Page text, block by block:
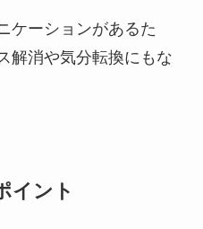
ケーションがあるた
解消や気分転換にもな
イント